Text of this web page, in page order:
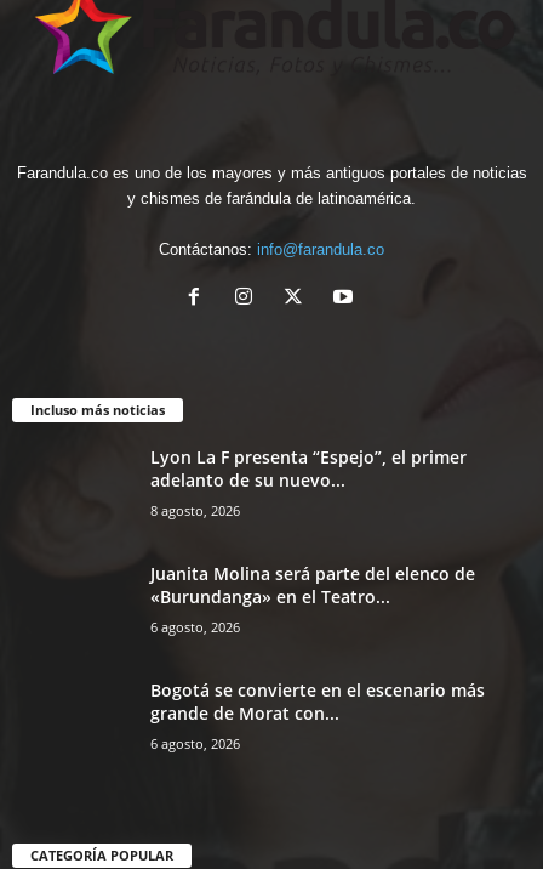
Farandula.co es uno de los mayores y más antiguos portales de noticias
y chismes de farándula de latinoamérica.
Contáctanos: info@farandula.co
Incluso más noticias
Lyon La F presenta “Espejo”, el primer
adelanto de su nuevo...
8 agosto, 2026
Juanita Molina será parte del elenco de
«Burundanga» en el Teatro...
6 agosto, 2026
Bogotá se convierte en el escenario más
grande de Morat con...
6 agosto, 2026
CATEGORÍA POPULAR